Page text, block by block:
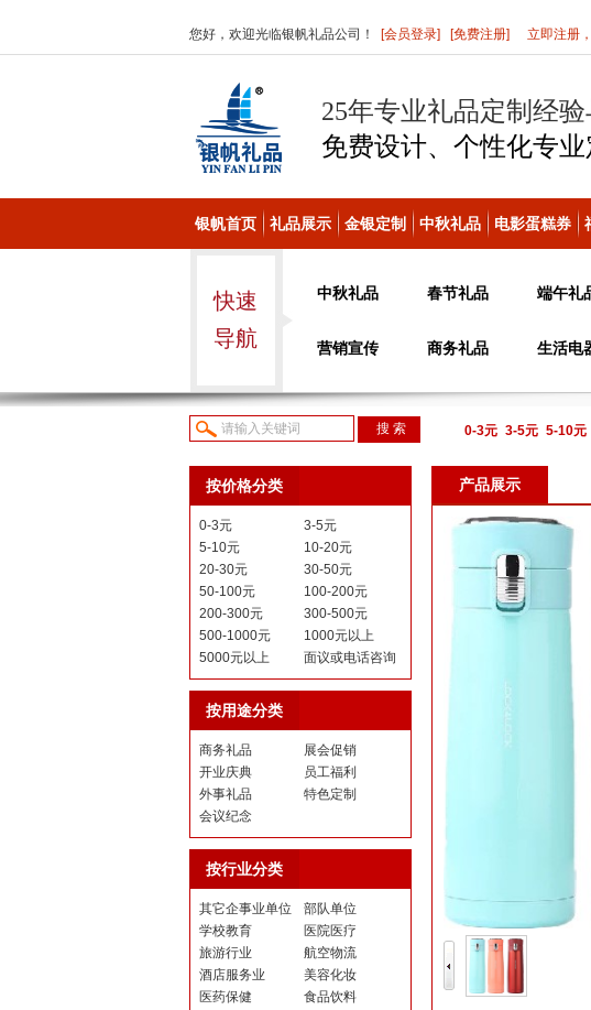
您好，欢迎光临银帆礼品公司！ [会员登录] [免费注册] 立即注册
25年专业礼品定制经验
免费设计、个性化专业
银帆首页 礼品展示 金银定制 中秋礼品 电影蛋糕券
快速
导航
中秋礼品 春节礼品 端午礼
营销宣传 商务礼品 生活电
0-3元 3-5元 5-10元
议或电话咨询
按价格分类
0-3元
3-5元
5-10元
10-20元
20-30元
30-50元
50-100元
100-200元
200-300元
300-500元
500-1000元
1000元以上
5000元以上
面议或电话咨询
按用途分类
商务礼品
展会促销
开业庆典
员工福利
外事礼品
特色定制
会议纪念
按行业分类
其它企事业单位
部队单位
学校教育
医院医疗
旅游行业
航空物流
酒店服务业
美容化妆
医药保健
食品饮料
产品展示